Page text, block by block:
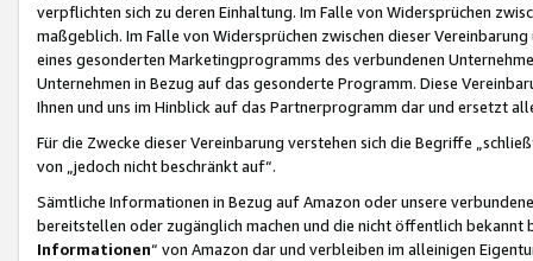
verpflichten sich zu deren Einhaltung. Im Falle von Widersprüchen
maßgeblich. Im Falle von Widersprüchen zwischen dieser
eines gesonderten Marketingprogramms des verbundenen
Unternehmen in Bezug auf das gesonderte Programm. Diese
Ihnen und uns im Hinblick auf das Partnerprogramm dar und ersetzt
Für die Zwecke dieser Vereinbarung verstehen sich die Begriffe
von „jedoch nicht beschränkt auf“.
Sämtliche Informationen in Bezug auf Amazon oder unsere
bereitstellen oder zugänglich machen und die nicht öffentlich
Informationen“ von Amazon dar und verbleiben im alleinigen